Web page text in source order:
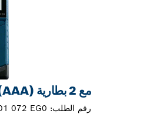
مع 2 بطارية (AAA)، شهادة الجهة الصانعة
رقم الطلب: 072 EG0